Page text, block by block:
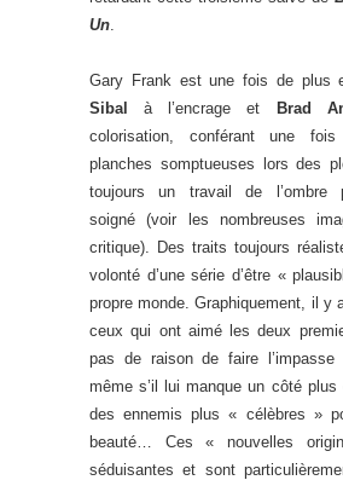
Un
Gary Frank est une fois de plus
Sibal
à l’encrage et Brad
colorisation, conférant une
planches somptueuses lors des
toujours un travail de l’ombre
soigné (voir les nombreuses
critique). Des traits toujours
volonté d’une série d’être «
propre monde. Graphiquement, il y
ceux qui ont aimé les deux
pas de raison de faire l’impasse
même s’il lui manque un côté plus
des ennemis plus « célèbres »
beauté… Ces « nouvelles
séduisantes et sont